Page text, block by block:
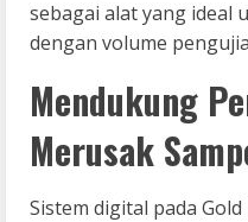
sebagai alat yang ideal
dengan volume
Mendukung
Merusak
Sistem digital pada